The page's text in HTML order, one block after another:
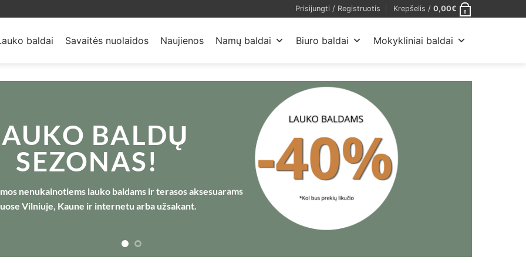
Prisijungti / Registruotis Krepšelis / 0,00€ 0
baldai Savaitės nuolaidos Naujienos Namų baldai Biuro baldai Mokykliniai baldai
BALDŲ
SEZONAS!
nenukainotiems lauko baldams ir terasos aksesuarams
Vilniuje, Kaune ir internetu arba užsakant.